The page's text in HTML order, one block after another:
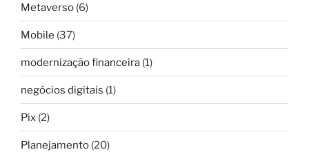
Metaverso (6)
Mobile (37)
modernização financeira (1)
negócios digitais (1)
Pix (2)
Planejamento (20)